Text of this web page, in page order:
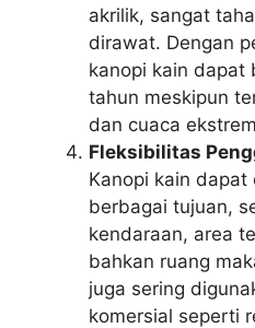
akrilik, sangat
dirawat. Dengan
kanopi kain
tahun meskipun
dan cuaca
Fleksibilitas
Kanopi kain
berbagai tujuan,
kendaraan, area
bahkan ruang
juga sering
komersial seperti